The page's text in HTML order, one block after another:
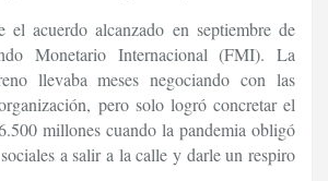
el acuerdo alcanzado en septiembre de
Monetario Internacional (FMI). La
llevaba meses negociando con las
pero solo logró concretar el
millones cuando la pandemia obligó
a salir a la calle y darle un respiro